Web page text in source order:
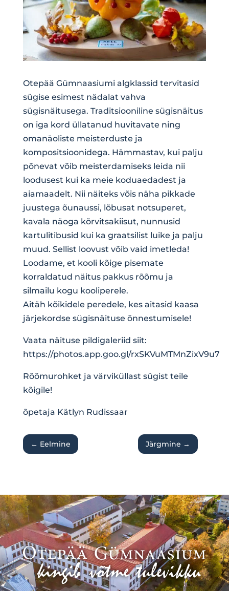
Otepää Gümnaasiumi algklassid tervitasid
sügise esimest nädalat vahva
sügisnäitusega. Traditsiooniline sügisnäitus
on iga kord üllatanud huvitavate ning
omanäoliste meisterduste ja
kompositsioonidega. Hämmastav, kui palju
põnevat võib meisterdamiseks leida nii
loodusest kui ka meie koduaedadest ja
aiamaadelt. Nii näiteks võis näha pikkade
juustega õunaussi, lõbusat notsuperet,
kavala näoga kõrvitsakiisut, nunnusid
kartulitibusid kui ka graatsilist luike ja palju
muud. Sellist loovust võib vaid imetleda!
Loodame, et kooli kõige pisemate
korraldatud näitus pakkus rõõmu ja
silmailu kogu kooliperele.
Aitäh kõikidele peredele, kes aitasid kaasa
järjekordse sügisnäituse õnnestumisele!
Vaata näituse pildigaleriid siit:
https://photos.app.goo.gl/rxSKVuMTMnZixV9u7
Rõõmurohket ja värviküllast sügist teile
kõigile!
õpetaja Kätlyn Rudissaar
← Eelmine Järgmine →